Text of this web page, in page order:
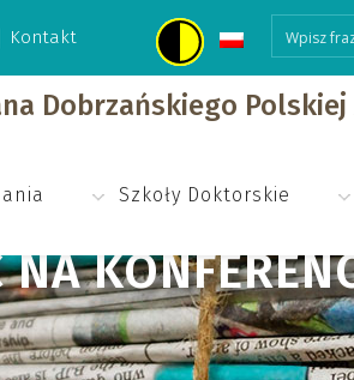
Kontakt
Dobrzańskiego Polskiej
Szkoły Doktorskie
SPIN-FERT